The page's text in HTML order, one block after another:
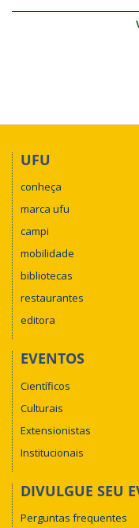
UFU
conheça
marca ufu
campi
mobilidade
bibliotecas
restaurantes
editora
EVENTOS
Científicos
Culturais
Extensionistas
Institucionais
DIVULGUE SEU
Perguntas frequentes